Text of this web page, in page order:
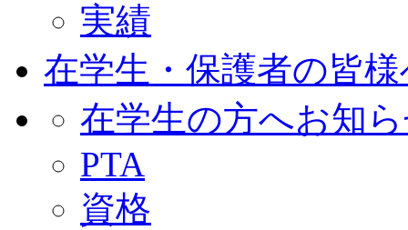
実績
在学生・保護者の皆
在学生の方へお知
PTA
資格